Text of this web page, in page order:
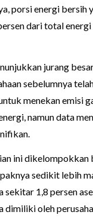
porsi energi bersih
dari total
jurang
sebelumnya
menekan emisi
namun data
ini dikelompokkan
sedikit lebih
sekitar 1,8 persen
dimiliki oleh